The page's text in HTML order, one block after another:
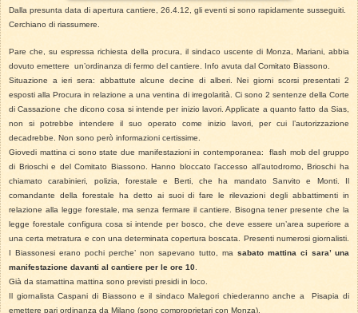
Dalla presunta data di apertura cantiere, 26.4.12, gli eventi si sono rapidamente susseguiti.
Cerchiano di riassumere.
Pare che, su espressa richiesta della procura, il sindaco uscente di Monza, Mariani, abbia
dovuto emettere un’ordinanza di fermo del cantiere. Info avuta dal Comitato Biassono.
Situazione a ieri sera: abbattute alcune decine di alberi. Nei giorni scorsi presentati 2
esposti alla Procura in relazione a una ventina di irregolarità. Ci sono 2 sentenze della Corte
di Cassazione che dicono cosa si intende per inizio lavori. Applicate a quanto fatto da Sias,
non si potrebbe intendere il suo operato come inizio lavori, per cui l’autorizzazione
decadrebbe. Non sono però informazioni certissime.
Giovedi mattina ci sono state due manifestazioni in contemporanea: flash mob del gruppo
di Brioschi e del Comitato Biassono. Hanno bloccato l’accesso all’autodromo, Brioschi ha
chiamato carabinieri, polizia, forestale e Berti, che ha mandato Sanvito e Monti. Il
comandante della forestale ha detto ai suoi di fare le rilevazioni degli abbattimenti in
relazione alla legge forestale, ma senza fermare il cantiere. Bisogna tener presente che la
legge forestale configura cosa si intende per bosco, che deve essere un’area superiore a
una certa metratura e con una determinata copertura boscata. Presenti numerosi giornalisti.
I Biassonesi erano pochi perche’ non sapevano tutto, ma sabato mattina ci sara’ una
manifestazione davanti al cantiere per le ore 10
Già da stamattina mattina sono previsti presidi in loco.
Il giornalista Caspani di Biassono e il sindaco Malegori chiederanno anche a Pisapia di
emettere pari ordinanza da Milano (sono comproprietari con Monza).